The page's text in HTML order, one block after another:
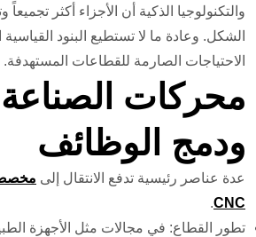
والتكنولوجيا الذكية أن الأجزاء أكثر
الشكل. وعادة ما لا تستطيع البنود القياسية
الاحتياجات الصارمة للقطاعات المستهدفة.
محركات الصناعة:
ودمج الوظائف
عدة عناصر رئيسية تدفع الانتقال إلى
CNC
.
تطور القطاع: في مجالات مثل الأجهزة